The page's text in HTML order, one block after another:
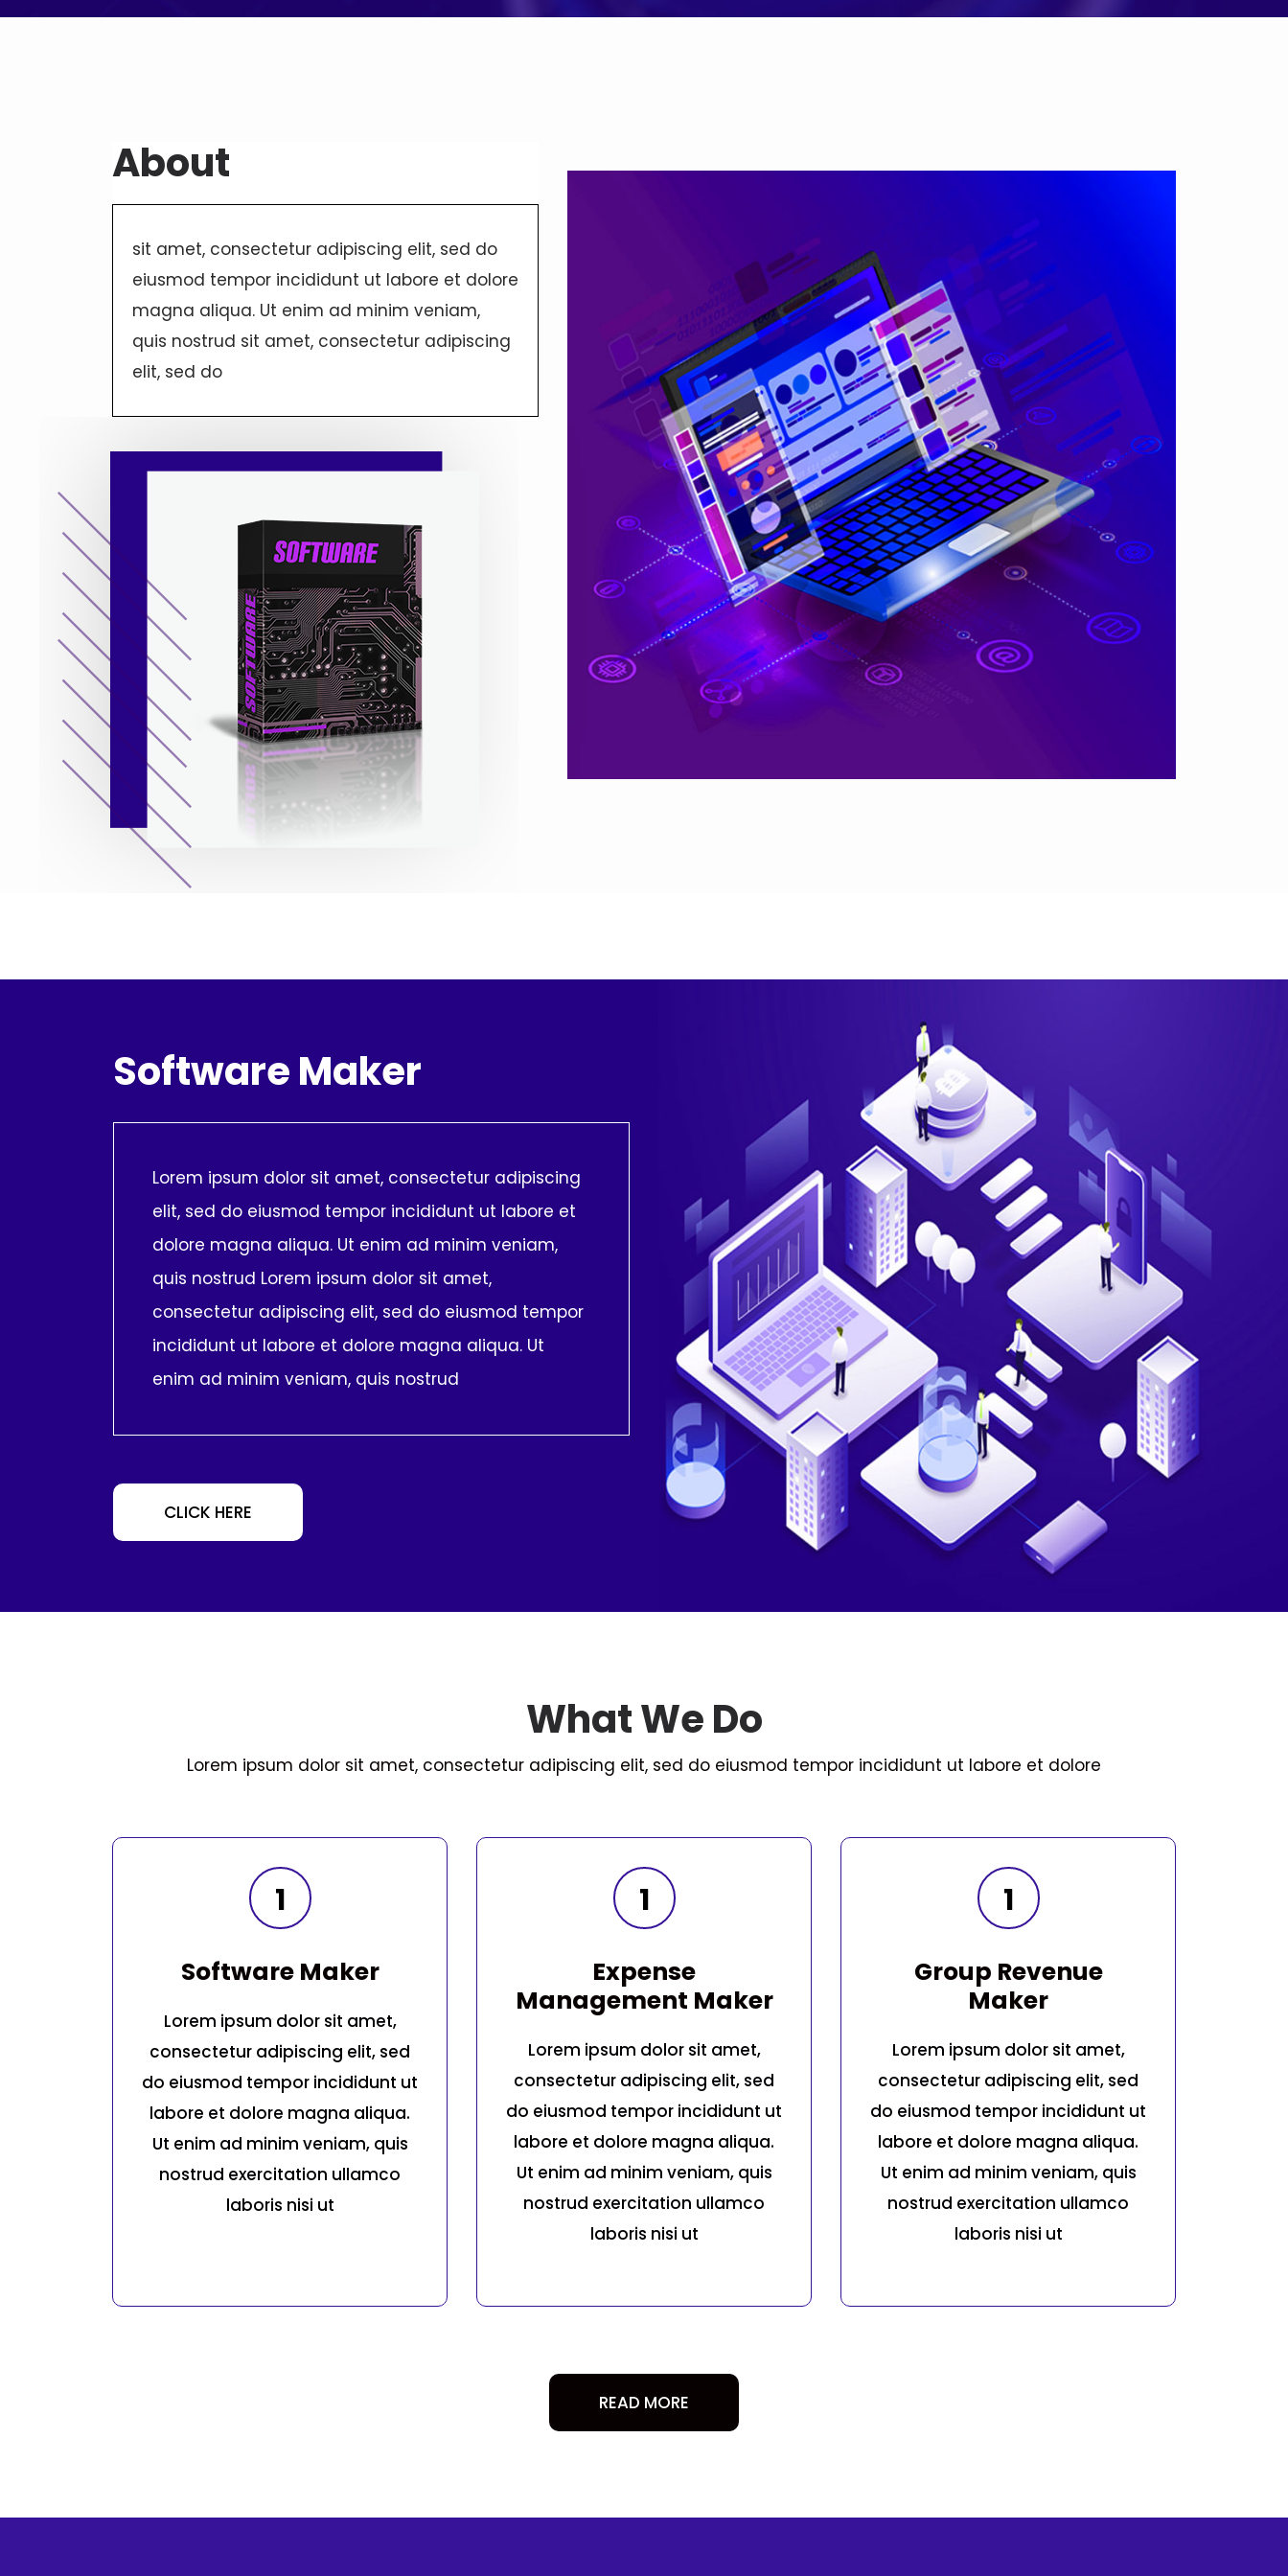
About
sit amet, consectetur adipiscing elit, sed do
eiusmod tempor incididunt ut labore et dolore
magna aliqua. Ut enim ad minim veniam,
quis nostrud sit amet, consectetur adipiscing
elit, sed do
Software Maker
Lorem ipsum dolor sit amet, consectetur adipiscing
elit, sed do eiusmod tempor incididunt ut labore et
dolore magna aliqua. Ut enim ad minim veniam,
quis nostrud Lorem ipsum dolor sit amet,
consectetur adipiscing elit, sed do eiusmod tempor
incididunt ut labore et dolore magna aliqua. Ut
enim ad minim veniam, quis nostrud
CLICK HERE
What We Do
Lorem ipsum dolor sit amet, consectetur adipiscing elit, sed do eiusmod tempor incididunt ut labore et dolore
1
Software Maker
Lorem ipsum dolor sit amet,
consectetur adipiscing elit, sed
do eiusmod tempor incididunt ut
labore et dolore magna aliqua.
Ut enim ad minim veniam, quis
nostrud exercitation ullamco
laboris nisi ut
1
Expense
Management Maker
Lorem ipsum dolor sit amet,
consectetur adipiscing elit, sed
do eiusmod tempor incididunt ut
labore et dolore magna aliqua.
Ut enim ad minim veniam, quis
nostrud exercitation ullamco
laboris nisi ut
1
Group Revenue
Maker
Lorem ipsum dolor sit amet,
consectetur adipiscing elit, sed
do eiusmod tempor incididunt ut
labore et dolore magna aliqua.
Ut enim ad minim veniam, quis
nostrud exercitation ullamco
laboris nisi ut
READ MORE